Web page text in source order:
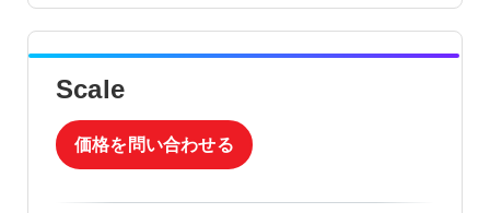
Scale
価格を問い合わせる